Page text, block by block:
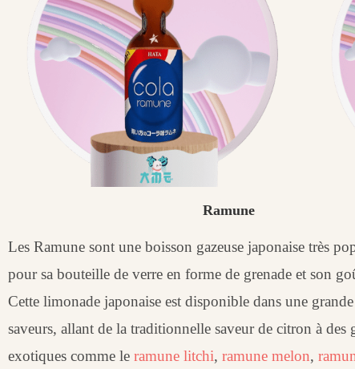
Ramune
Les Ramune sont une boisson gazeuse japonaise très
pour sa bouteille de verre en forme de grenade et son
Cette limonade japonaise est disponible dans une
saveurs, allant de la traditionnelle saveur de citron à des
exotiques comme le ramune litchi, ramune melon,